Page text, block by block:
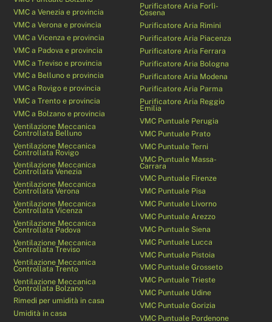
VMC a Venezia e provincia
VMC a Verona e provincia
VMC a Vicenza e provincia
VMC a Padova e provincia
VMC a Treviso e provincia
VMC a Belluno e provincia
VMC a Rovigo e provincia
VMC a Trento e provincia
VMC a Bolzano e provincia
Ventilazione Meccanica
Controllata Belluno
Ventilazione Meccanica
Controllata Rovigo
Ventilazione Meccanica
Controllata Venezia
Ventilazione Meccanica
Controllata Verona
Ventilazione Meccanica
Controllata Vicenza
Ventilazione Meccanica
Controllata Padova
Ventilazione Meccanica
Controllata Treviso
Ventilazione Meccanica
Controllata Trento
Ventilazione Meccanica
Controllata Bolzano
Rimedi per umidità in casa
Umidità in casa
Purificatore Aria Forlì-
Cesena
Purificatore Aria Rimini
Purificatore Aria Piacenza
Purificatore Aria Ferrara
Purificatore Aria Bologna
Purificatore Aria Modena
Purificatore Aria Parma
Purificatore Aria Reggio
Emilia
VMC Puntuale Perugia
VMC Puntuale Prato
VMC Puntuale Terni
VMC Puntuale Massa-
Carrara
VMC Puntuale Firenze
VMC Puntuale Pisa
VMC Puntuale Livorno
VMC Puntuale Arezzo
VMC Puntuale Siena
VMC Puntuale Lucca
VMC Puntuale Pistoia
VMC Puntuale Grosseto
VMC Puntuale Trieste
VMC Puntuale Udine
VMC Puntuale Gorizia
VMC Puntuale Pordenone